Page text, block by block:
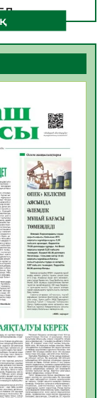
50 0
иммундау
54
52
51
полиция
етті
63
–